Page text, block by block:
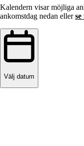
Kalendern visar möjliga
ankomstdag nedan eller
Välj datum